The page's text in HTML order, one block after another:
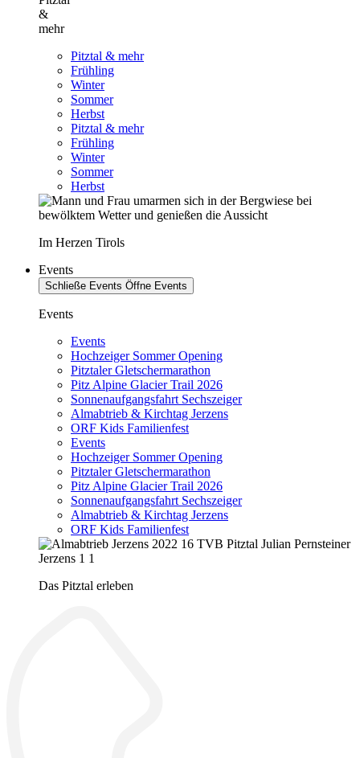
&
mehr
Pitztal & mehr
Frühling
Winter
Sommer
Herbst
Pitztal & mehr
Frühling
Winter
Sommer
Herbst
Im Herzen Tirols
Events
Schließe Events Öffne Events
Events
Events
Hochzeiger Sommer Opening
Pitztaler Gletschermarathon
Pitz Alpine Glacier Trail 2026
Sonnenaufgangsfahrt Sechszeiger
Almabtrieb & Kirchtag Jerzens
ORF Kids Familienfest
Events
Hochzeiger Sommer Opening
Pitztaler Gletschermarathon
Pitz Alpine Glacier Trail 2026
Sonnenaufgangsfahrt Sechszeiger
Almabtrieb & Kirchtag Jerzens
ORF Kids Familienfest
Das Pitztal erleben